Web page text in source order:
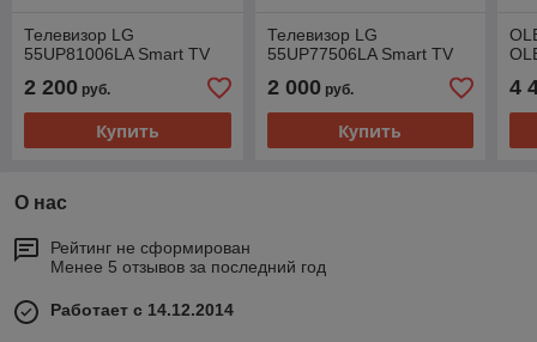
Телевизор LG
55UP81006LA Smart TV
2 200 руб.
Купить
Телевизор LG
55UP77506LA Smart TV
2 000руб.
Купить
4
О нас
Рейтинг не сформирован
Менее 5 отзывов за последний год
Работает с 14.12.2014